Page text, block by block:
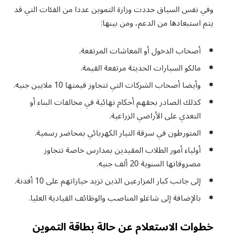
وفي نفس السياق حددت وزارة التموين عددا من الفئات التي قد
يتم استبعادها من الدعم، ومن بينها:
أصحاب الدخول أو المعاشات المرتفعة.
مالكو السيارات الحديثة مرتفعة القيمة.
وأيضا أصحاب الشركات التي تتجاوز قيمتها 10 ملايين جنيه.
كذلك الصادر بحقهم أحكام نهائية في مخالفات البناء أو
التعدي على الأراضي الزراعية.
المتورطون في سرقة التيار الكهربائي بمحاضر رسمية.
أولياء أمور الطلاب المقيدين بمدارس خاصة تتجاوز
مصروفاتها السنوية 20 ألف جنيه.
إلى جانب كبار المزارعين الذين تزيد حيازاتهم على 10 أفدنة.
بالإضافة إلى شاغلو المناصب والوظائف القيادية العليا.
خطوات الاستعلام عن حالة بطاقة التموين